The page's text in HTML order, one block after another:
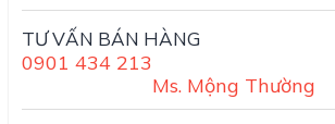
TƯ VẤN BÁN HÀNG
0901 434 213
Ms. Mộng Thường